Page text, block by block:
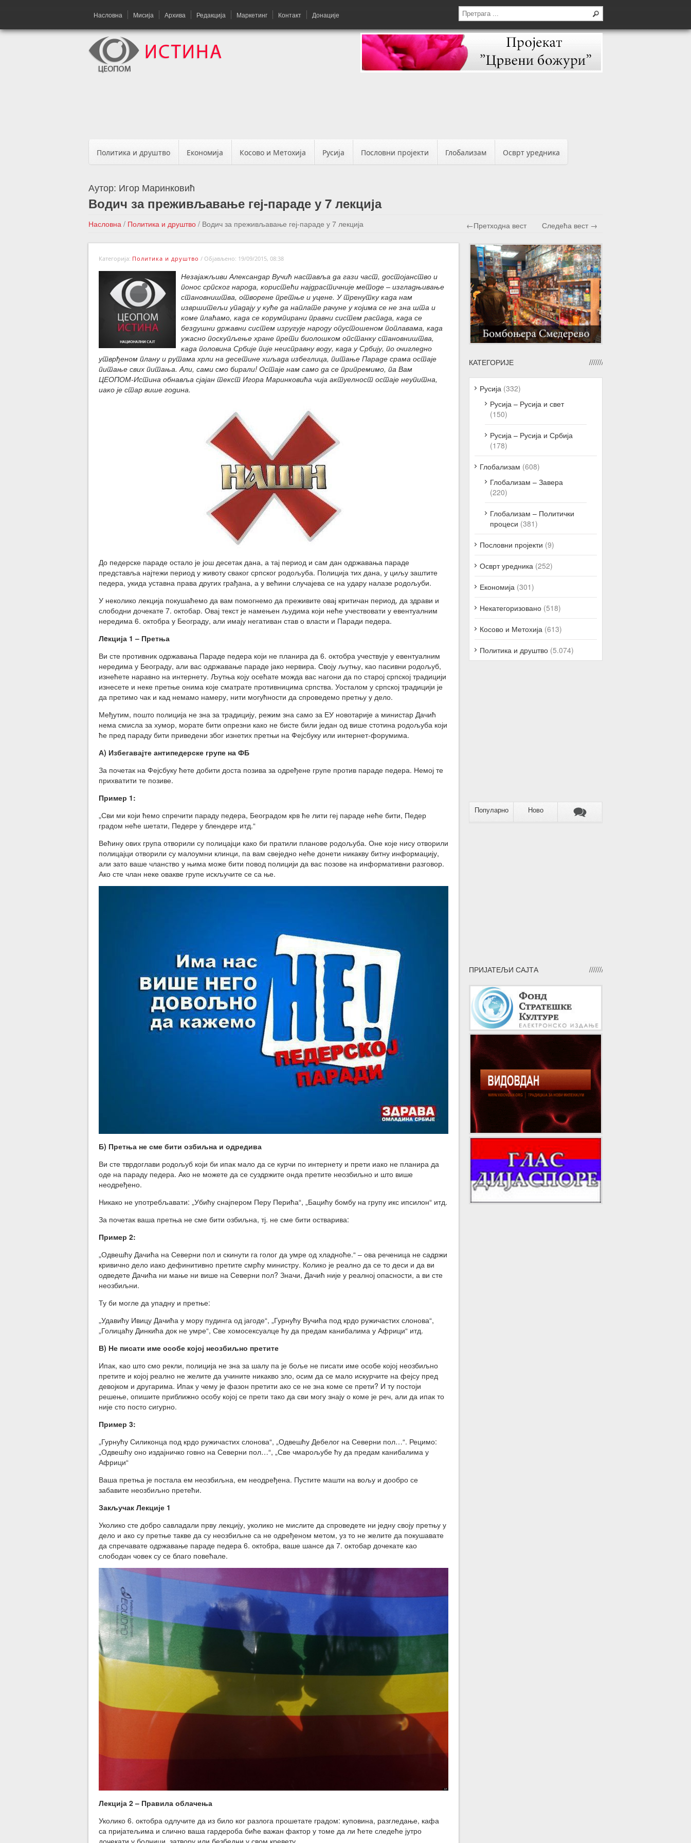
Насловна Мисија Архива Редакција Маркетинг Контакт Донације
Политика и друштво Економија Косово и Метохија Русија Пословни пројекти Глобализам Осврт уредника
Аутор: Игор Маринковић
Водич за преживљавање геј-параде у 7 лекција
Насловна / Политика и друштво / Водич за преживљавање геј-параде у 7 лекција ←Претходна вест Следећа вест →
Категорија: Политика и друштво / Објављено: 19/09/2015, 08:38
Незајажљиви Александар Вучић наставља да гази част, достојанство и
понос српског народа, користећи најдрастичније методе – изгладњивање
становништва, отворене претње и уцене. У тренутку када нам
извршитељи упадају у куће да наплате рачуне у којима се не зна шта и
коме плаћамо, када се корумпирани правни систем распада, када се
бездушни државни систем изругује народу опустошеном поплавама, када
ужасно поскупљење хране прети биолошком опстанку становништва,
када половина Србије пије неисправну воду, када у Србију, по очигледно
утврђеном плану и рутама хрли на десетине хиљада избеглица, питање Параде срама остаје
питање свих питања. Али, сами смо бирали! Остаје нам само да се припремимо, па Вам
ЦЕОПОМ-Истина обнавља сјајан текст Игора Маринковића чија актуелност остаје неупитна,
иако је стар више година.
До педерске параде остало је још десетак дана, а тај период и сам дан одржавања параде
представља најтежи период у животу сваког српског родољуба. Полиција тих дана, у циљу заштите
педера, укида уставна права других грађана, а у већини случајева се на удару налазе родољуби.
У неколико лекција покушаћемо да вам помогнемо да преживите овај критичан период, да здрави и
слободни дочекате 7. октобар. Овај текст је намењен људима који неће учествовати у евентуалним
нередима 6. октобра у Београду, али имају негативан став о власти и Паради педера.
Лeкција 1 – Претња
Ви сте противник одржавања Параде педера који не планира да 6. октобра учествује у евентуалним
нередима у Београду, али вас одржавање параде јако нервира. Своју љутњу, као пасивни родољуб,
изнећете наравно на интернету. Љутња коју осећате можда вас нагони да по старој српској традицији
изнесете и неке претње онима које сматрате противницима српства. Уосталом у српској традицији је
да претимо чак и кад немамо намеру, нити могућности да спроведемо претњу у дело.
Међутим, пошто полиција не зна за традицију, режим зна само за ЕУ новотарије а министар Дачић
нема смисла за хумор, морате бити опрезни како не бисте били један од више стотина родољуба који
ће пред параду бити приведени због изнетих претњи на Фејсбуку или интернет-форумима.
А) Избегавајте антипедерске групе на ФБ
За почетак на Фејсбуку ћете добити доста позива за одређене групе против параде педера. Немој те
прихватити те позиве.
Пример 1:
„Сви ми који ћемо спречити параду педера, Београдом крв ће лити геј параде неће бити, Педер
градом неће шетати, Педере у блендере итд.“
Већину ових група отворили су полицајци како би пратили планове родољуба. Оне које нису отворили
полицајци отворили су малоумни клинци, па вам свеједно неће донети никакву битну информацију,
али зато ваше чланство у њима може бити повод полицији да вас позове на информативни разговор.
Ако сте члан неке овакве групе искључите се са ње.
Б) Претња не сме бити озбиљна и одредива
Ви сте тврдоглави родољуб који би ипак мало да се курчи по интернету и прети иако не планира да
оде на параду педера. Ако не можете да се суздржите онда претите неозбиљно и што више
неодређено.
Никако не употребљавати: „Убићу снајпером Перу Перића“, „Бацићу бомбу на групу икс ипсилон“ итд.
За почетак ваша претња не сме бити озбиљна, тј. не сме бити остварива:
Пример 2:
„Одвешћу Дачића на Северни пол и скинути га голог да умре од хладноће.“ – ова реченица не садржи
кривично дело иако дефинитивно претите смрћу министру. Колико је реално да се то деси и да ви
одведете Дачића ни мање ни више на Северни пол? Значи, Дачић није у реалној опасности, а ви сте
неозбиљни.
Ту би могле да упадну и претње:
„Удавићу Ивицу Дачића у мору пудинга од јагоде“, „Гурнућу Вучића под крдо ружичастих слонова“,
„Голицаћу Динкића док не умре“, Све хомосексуалце ћу да предам канибалима у Африци“ итд.
В) Не писати име особе којој неозбиљно претите
Ипак, као што смо рекли, полиција не зна за шалу па је боље не писати име особе којој неозбиљно
претите и којој реално не желите да учините никакво зло, осим да се мало искурчите на фејсу пред
девојком и другарима. Ипак у чему је фазон претити ако се не зна коме се прети? И ту постоји
решење, опишите приближно особу којој се прети тако да сви могу знају о коме је реч, али да ипак то
није сто посто сигурно.
Пример 3:
„Гурнућу Силиконца под крдо ружичастих слонова“, „Одвешћу Дебелог на Северни пол…“. Рецимо:
„Одвешћу оно издајничко говно на Северни пол…“, „Све чмарољубе ћу да предам канибалима у
Африци“
Ваша претња је постала ем неозбиљна, ем неодређена. Пустите машти на вољу и дообро се
забавите неозбиљно претећи.
Закључак Лекције 1
Уколико сте добро савладали прву лекцију, уколико не мислите да спроведете ни једну своју претњу у
дело и ако су претње такве да су неозбиљне са не одређеном метом, уз то не желите да покушавате
да спречавате одржавање параде педера 6. октобра, ваше шансе да 7. октобар дочекате као
слободан човек су се благо повећале.
Лекција 2 – Правила облачења
Уколико 6. октобра одлучите да из било ког разлога прошетате градом: куповина, разгледање, кафа
са пријатељима и слично ваша гардероба биће важан фактор у томе да ли ћете следеће јутро
дочекати у болници, затвору или безбедни у свом кревету.
КАТЕГОРИЈЕ
Русија (332)
Русија – Русија и свет
(150)
Русија – Русија и Србија
(178)
Глобализам (608)
Глобализам – Завера
(220)
Глобализам – Политички
процеси (381)
Пословни пројекти (9)
Осврт уредника (252)
Економија (301)
Некатегоризовано (518)
Косово и Метохија (613)
Политика и друштво (5.074)
Популарно Ново
ПРИЈАТЕЉИ САЈТА